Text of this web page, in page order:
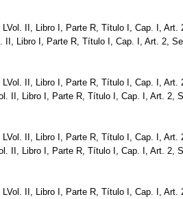
II, Libro I, Parte R, Título I, Cap. I, Art.
II, Libro I, Parte R, Título I, Cap. I, Art. 2,
II, Libro I, Parte R, Título I, Cap. I, Art.
II, Libro I, Parte R, Título I, Cap. I, Art. 2,
II, Libro I, Parte R, Título I, Cap. I, Art.
II, Libro I, Parte R, Título I, Cap. I, Art. 2,
II, Libro I, Parte R, Título I, Cap. I, Art.